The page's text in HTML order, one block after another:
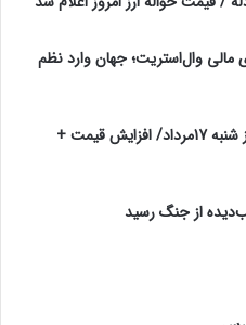
مالی وال‌استریت؛ جهان وارد نظم
سکه و طلا قیمت طلای 18عیار امروز شنبه 17مرداد/ افزایش قیمت +
از جنگ رسید